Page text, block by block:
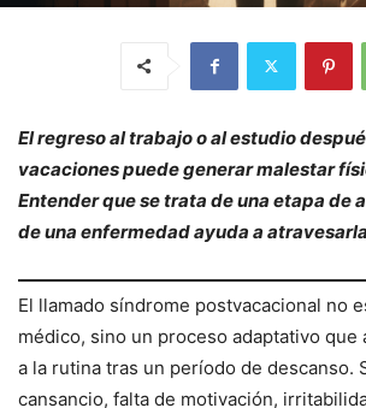
El regreso al trabajo o al estudio
vacaciones puede generar malestar
Entender que se trata de una etapa de
de una enfermedad ayuda a
El llamado síndrome postvacacional no
médico, sino un proceso adaptativo que
a la rutina tras un período de descanso.
cansancio, falta de motivación,